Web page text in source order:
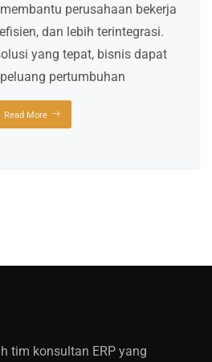
perusahaan bekerja
dan lebih terintegrasi.
yang tepat, bisnis dapat
pertumbuhan
Read More
tim konsultan ERP yang